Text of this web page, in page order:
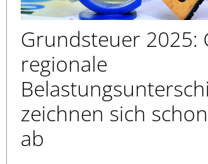
Grundsteuer 2025:
regionale
zeichnen sich
ab